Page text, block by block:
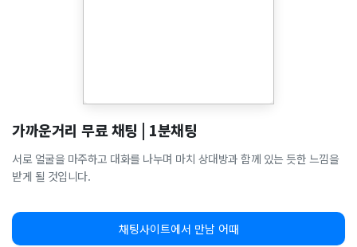
가까운거리 무료 채팅 | 1분채팅
서로 얼굴을 마주하고 대화를 나누며 마치 상대방과 함께 있는 듯한 느낌을
받게 될 것입니다.
채팅사이트에서 만남 어때